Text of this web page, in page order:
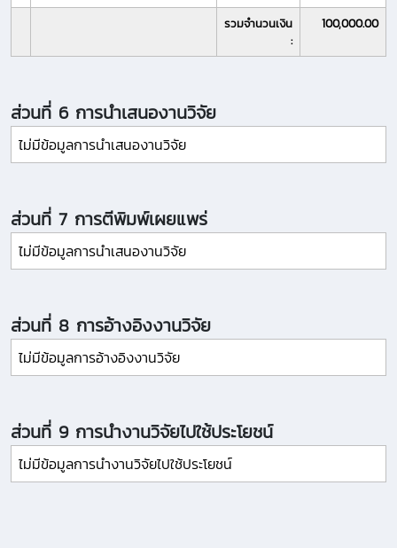
รวมจำนวนเงิน
:
100,000.00
ส่วนที่ 6 การนำเสนองานวิจัย
ไม่มีข้อมูลการนำเสนองานวิจัย
ส่วนที่ 7 การตีพิมพ์เผยแพร่
ไม่มีข้อมูลการนำเสนองานวิจัย
ส่วนที่ 8 การอ้างอิงงานวิจัย
ไม่มีข้อมูลการอ้างอิงงานวิจัย
ส่วนที่ 9 การนำงานวิจัยไปใช้ประโยชน์
ไม่มีข้อมูลการนำงานวิจัยไปใช้ประโยชน์